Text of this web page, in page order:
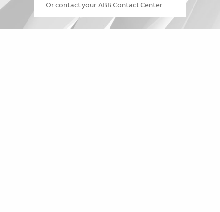
Or contact your ABB Contact Center